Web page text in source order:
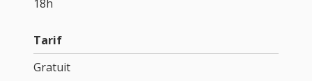
18h
Tarif
Gratuit